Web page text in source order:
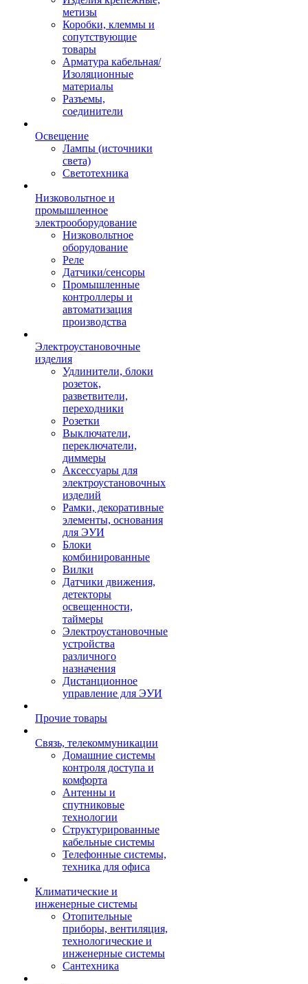
метизы
Коробки, клеммы и
сопутствующие
товары
Арматура кабельная/
Изоляционные
материалы
Разъемы,
соединители
Освещение
Лампы (источники
света)
Светотехника
Низковольтное и
промышленное
электрооборудование
Низковольтное
оборудование
Реле
Датчики/сенсоры
Промышленные
контроллеры и
автоматизация
производства
Электроустановочные
изделия
Удлинители, блоки
розеток,
разветвители,
переходники
Розетки
Выключатели,
переключатели,
диммеры
Аксессуары для
электроустановочных
изделий
Рамки, декоративные
элементы, основания
для ЭУИ
Блоки
комбинированные
Вилки
Датчики движения,
детекторы
освещенности,
таймеры
Электроустановочные
устройства
различного
назначения
Дистанционное
управление для ЭУИ
Прочие товары
Связь, телекоммуникации
Домашние системы
контроля доступа и
комфорта
Антенны и
спутниковые
технологии
Структурированные
кабельные системы
Телефонные системы,
техника для офиса
Климатические и
инженерные системы
Отопительные
приборы, вентиляция,
технологические и
инженерные системы
Сантехника